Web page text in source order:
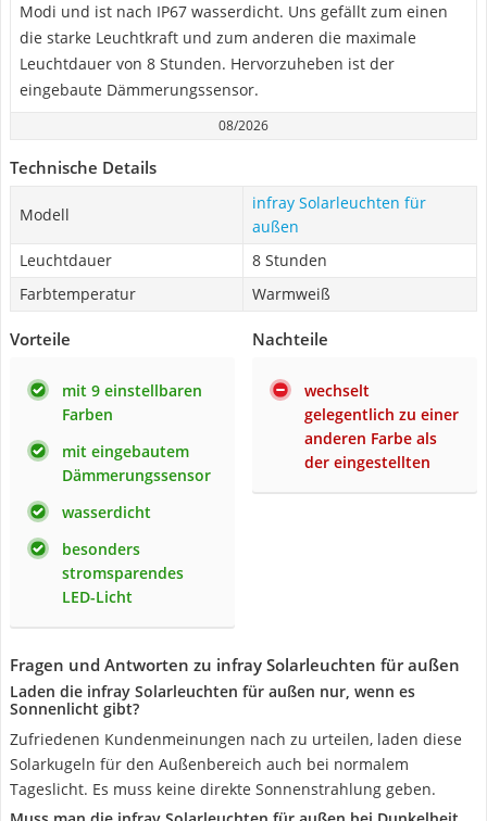
Modi und ist nach IP67 wasserdicht. Uns gefällt zum einen
die starke Leuchtkraft und zum anderen die maximale
Leuchtdauer von 8 Stunden. Hervorzuheben ist der
eingebaute Dämmerungssensor.
08/2026
Technische Details
Modell
infray Solarleuchten für
außen
Leuchtdauer
8 Stunden
Farbtemperatur
Warmweiß
Vorteile
mit 9 einstellbaren
Farben
mit eingebautem
Dämmerungssensor
wasserdicht
besonders
stromsparendes
LED-Licht
Nachteile
wechselt
gelegentlich zu einer
anderen Farbe als
der eingestellten
Fragen und Antworten zu infray Solarleuchten für außen
Laden die infray Solarleuchten für außen nur, wenn es
Sonnenlicht gibt?
Zufriedenen Kundenmeinungen nach zu urteilen, laden diese
Solarkugeln für den Außenbereich auch bei normalem
Tageslicht. Es muss keine direkte Sonnenstrahlung geben.